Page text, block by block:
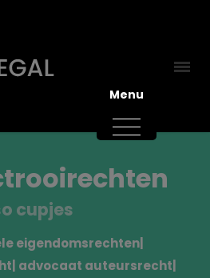
cupjes
eigendomsrechten|
advocaat auteursrecht|
Menu